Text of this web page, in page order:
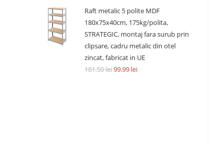
Raft metalic 5 polite MDF
180x75x40cm, 175kg/polita,
STRATEGIC, montaj fara surub prin
clipsare, cadru metalic din otel
zincat, fabricat in UE
181.50lei99.99 lei